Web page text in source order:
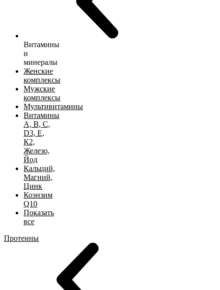
Витамины
и
минералы
Женские
комплексы
Мужские
комплексы
Мультивитамины
Витамины
А, B, C,
D3, Е,
К2,
Железо,
Йод
Кальций,
Магний,
Цинк
Коэнзим
Q10
Показать
все
Протеины